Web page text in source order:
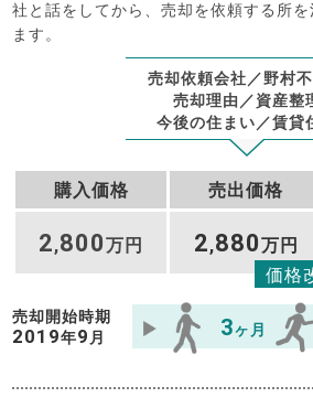
社と話をしてから、売却を依頼する所
ます。
売却依頼会社／野村
売却理由／資産整
今後の住まい／賃貸
購入価格 売出価格
2,800万円 2,880万円
価格
売却開始時期
2019年9 月 3ヶ月